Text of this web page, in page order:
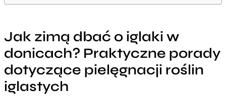
Jak zimą dbać o iglaki w
donicach? Praktyczne porady
dotyczące pielęgnacji roślin
iglastych